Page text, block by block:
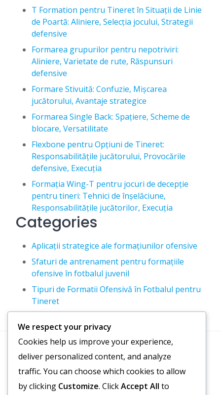
T Formation pentru Tineret în Situații de Linie
de Poartă: Aliniere, Selecția jocului, Strategii
defensive
Formarea grupurilor pentru nepotriviri:
Aliniere, Varietate de rute, Răspunsuri
defensive
Formare Stivuită: Confuzie, Mișcarea
jucătorului, Avantaje strategice
Formarea Single Back: Spațiere, Scheme de
blocare, Versatilitate
Flexbone pentru Opțiuni de Tineret:
Responsabilitățile jucătorului, Provocările
defensive, Execuția
Formația Wing-T pentru jocuri de decepție
pentru tineri: Tehnici de înșelăciune,
Responsabilitățile jucătorilor, Execuția
Categories
Aplicații strategice ale formațiunilor ofensive
Sfaturi de antrenament pentru formațiile
ofensive în fotbalul juvenil
Tipuri de Formatii Ofensivă în Fotbalul pentru
Tineret
Căutare
We respect your privacy
Cookies help us improve your experience,
deliver personalized content, and analyze
traffic. You can choose which cookies to allow
by clicking Customize. ClickAccept All to